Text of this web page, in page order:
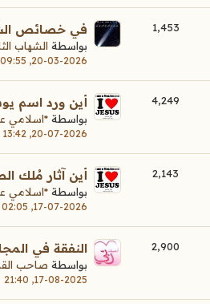
1,453 في خصائص
بواسطة الشهاب
20-03-2026, 09:55
4,249
بواسطة*اسلامي
20-07-2026, 13:42
2,143 أين آثار مُلك
بواسطة*اسلامي
17-07-2026, 02:05
2,900 النفقة في
بواسطة صاحب
17-08-2025, 21:40